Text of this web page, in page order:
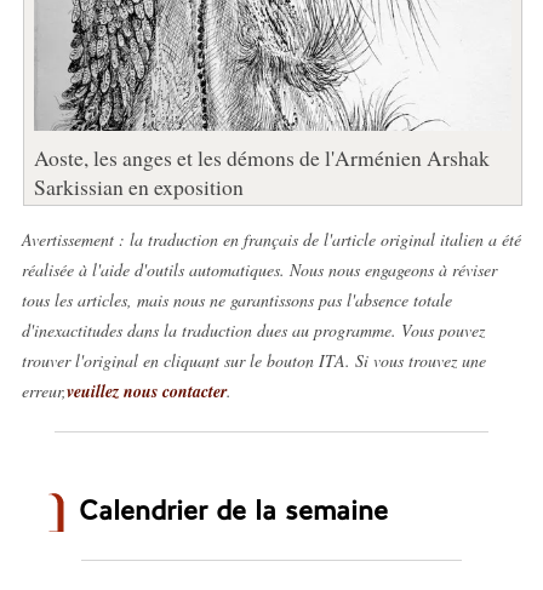
Aoste, les anges et les démons de l'Arménien Arshak
Sarkissian en exposition
Avertissement : la traduction en français de l'article original italien a été
réalisée à l'aide d'outils automatiques. Nous nous engageons à réviser
tous les articles, mais nous ne garantissons pas l'absence totale
d'inexactitudes dans la traduction dues au programme. Vous pouvez
trouver l'original en cliquant sur le bouton ITA. Si vous trouvez une
erreur,veuillez nous contacter.
Calendrier de la semaine